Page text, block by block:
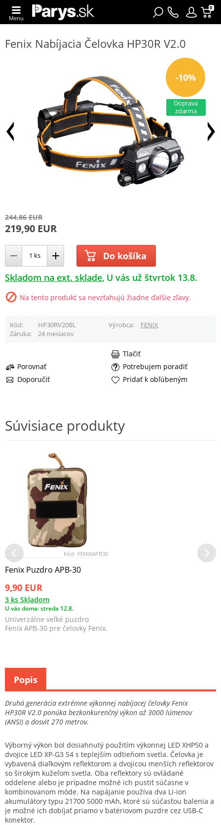
0
Menu
Fenix Nabíjacia Čelovka HP30R V2.0
-10%
Doprava
zdarma
244,86 EUR
219,90 EUR
Do košíka
Skladom na ext. sklade U vás už štvrtok 13.8.
Na tento produkt sa nevzťahujú žiadne ďalšie zľavy.
Kód HP30RV20BL Výrobca
FENIX
Záruka
24 mesiacov
Porovnať
Potrebujem poradiť
Doporučiť
Tlačiť
Pridať k obľúbeným
Súvisiace produkty
Kód: FENIXAPB30
Fenix Puzdro APB-30
9,90 EUR
3 ks Skladom
U vás doma: streda 12.8.
Univerzálne veľké puzdro
Fenix APB-30 pre čelovky Fenix.
Druhá generácia extrémne výkonnej nabíjacej čelovky Fenix
HP30R V2.0 ponúka bezkonkurenčný výkon až 3000 lúmenov
(ANSI) a dosvit 270 metrov.
Výborný výkon bol dosiahnutý použitím výkonnej LED XHP50 a
dvojice LED XP-G3 S4 s teplejším odtieňom svetla. Čelovka je
vybavená diaľkovým reflektorom a dvojicou menších reflektorov
so širokým kužeľom svetla. Oba reflektory sú ovládané
oddelene alebo je prípadne možné ich pustiť súčasne v
kombinovanom móde. Na napájanie používa dva Li-ion
akumulátory typu 21700 5000 mAh, ktoré sú súčasťou balenia a
je možné ich dobíjať priamo v batériovom puzdre cez USB-C
konektor.
Popis